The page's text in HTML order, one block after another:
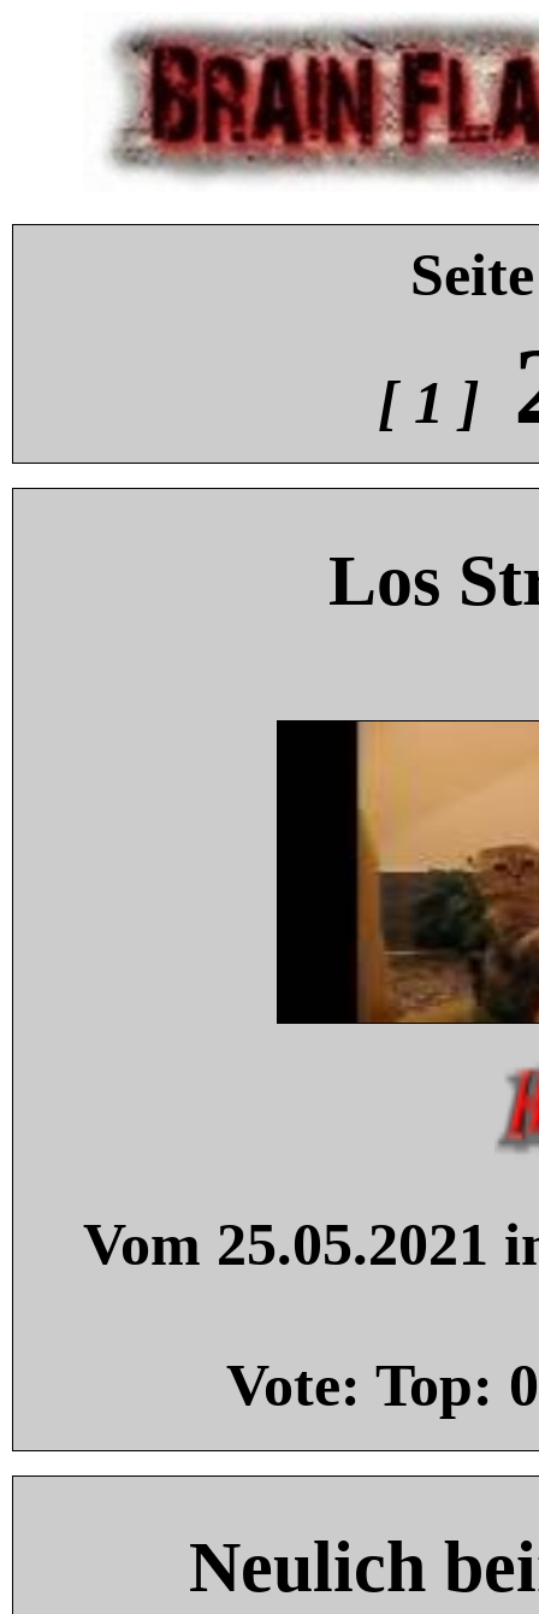
[ 1 ]
Los
Vom 25.05.2021
Vote: Top: 0
Neulich